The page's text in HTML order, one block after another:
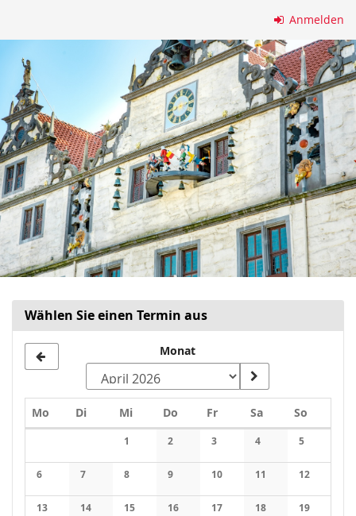
springen
Anmelden
Wählen Sie einen Termin aus
Monat
Mo Montag
DiDienstag
MiMittwoch
Do Donnerstag
FrFreitagSaSamstag
So
1
Keine Veranstaltungen
2
Keine Veranstaltungen
3
Keine Veranstaltungen
4
Keine
5
Keine
6
Keine Veranstaltungen
7
Keine Veranstaltungen
8
Keine Veranstaltungen
9
Keine Veranstaltungen
10
Keine Veranstaltungen
11
Keine
12
Keine
13 14 15 16 17 18 19